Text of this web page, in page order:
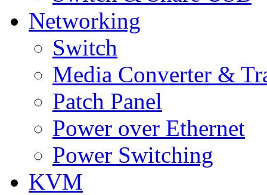
Networking
Switch
Media Converter &
Patch Panel
Power over Ethernet
Power Switching
KVM